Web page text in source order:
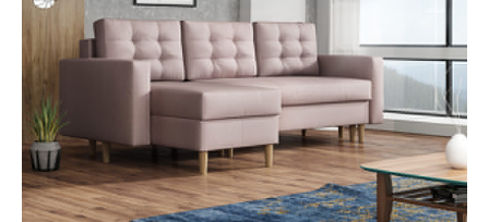
ochrana súkromia
Tento web ukladá v súlade so zákonmi na vaše zariadenie
súbory cookies. Cookies súbory používame na personalizáciu
obsahu a reklám a tiež na analytické účely. Odsúhlaste prosím
ich nastavenia pre ďalšie používanie webu a taktiež pre využitie,
odovzdanie a zobrazenie cielenej reklamy na sociálnych a
reklamných sieťach vrátane ďalších webov. Viac o cookies.
Viac o cookies.